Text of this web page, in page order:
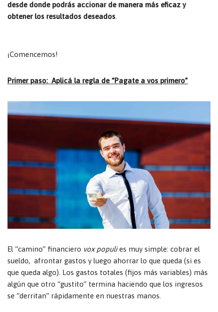
desde donde podrás accionar de manera más eficaz y
obtener los resultados deseados
¡Comencemos!
Primer paso: Aplicá la regla de “Pagate a vos primero”
El “camino” financiero vox populies muy simple: cobrar el
sueldo, afrontar gastos y luego ahorrar lo que queda (si es
que queda algo). Los gastos totales (fijos más variables) más
algún que otro “gustito” termina haciendo que los ingresos
se “derritan” rápidamente en nuestras manos.